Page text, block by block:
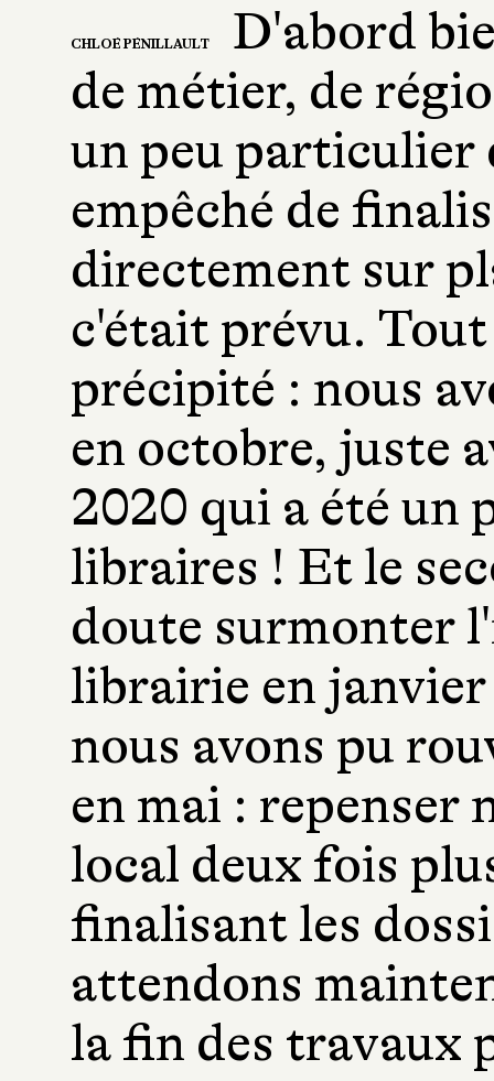
CHLOÉ PÉNILLAULT
D'abord
de métier, de
un peu particulier
empêché de
directement sur
c'était prévu.
précipité : nous
en octobre, juste
2020 qui a été un
libraires ! Et le
doute surmonter
librairie en janvier
nous avons pu
en mai : repenser
local deux fois
finalisant les
attendons
la fin des travaux